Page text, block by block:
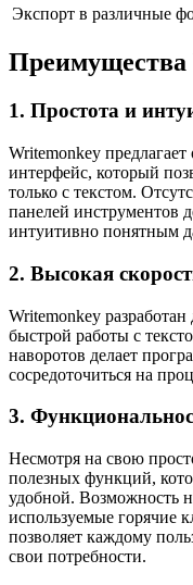
Экспорт в различные
1. Простота и
Writemonkey
интерфейс, который
только с текстом.
панелей инструментов
интуитивно понятным
2. Высокая
Writemonkey
быстрой работы с
наворотов делает
сосредоточиться на
3.
Несмотря на свою
полезных функций,
удобной. Возможность
используемые горячие
позволяет каждому
свои потребности.